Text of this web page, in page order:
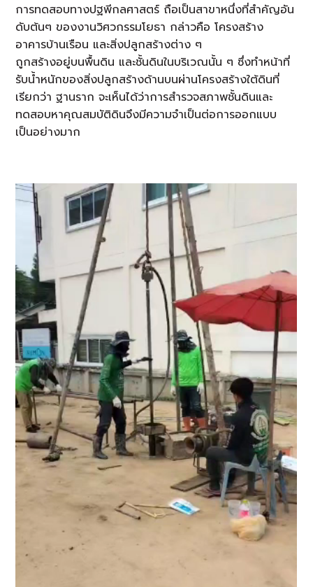
การทดสอบทางปฐพีกลศาสตร์ ถือเป็นสาขาหนึ่งที่สำคัญอัน
ดับต้นๆ ของงานวิศวกรรมโยธา กล่าวคือ โครงสร้าง
อาคารบ้านเรือน และสิ่งปลูกสร้างต่าง ๆ
ถูกสร้างอยู่บนพื้นดิน และชั้นดินในบริเวณนั้น ๆ ซึ่งทำหน้าที่
รับน้ำหนักของสิ่งปลูกสร้างด้านบนผ่านโครงสร้างใต้ดินที่
เรียกว่า ฐานราก จะเห็นได้ว่าการสำรวจสภาพชั้นดินและ
ทดสอบหาคุณสมบัติดินจึงมีความจำเป็นต่อการออกแบบ
เป็นอย่างมาก